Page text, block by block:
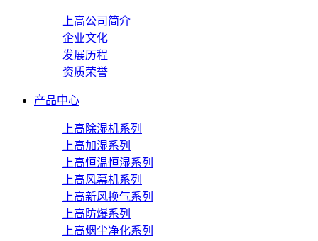
上高公司简介
企业文化
发展历程
资质荣誉
产品中心
上高除湿机系列
上高加湿系列
上高恒温恒湿系列
上高风幕机系列
上高新风换气系列
上高防爆系列
上高烟尘净化系列